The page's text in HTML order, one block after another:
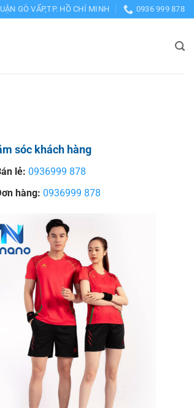
GÒ VẤP,TP. HỒ CHÍ MINH 0936 999 878
sóc khách hàng
lẻ: 0936999 878
hàng: 0936999 878